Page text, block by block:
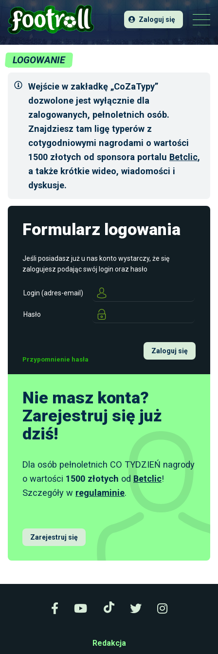
Zaloguj się
LOGOWANIE
Wejście w zakładkę „CoZaTypy”
dozwolone jest wyłącznie dla
zalogowanych, pełnoletnich osób.
Znajdziesz tam ligę typerów z
cotygodniowymi nagrodami o wartości
1500 złotych od sponsora portalu Betclic,
a także krótkie wideo, wiadomości i
dyskusje.
Formularz logowania
Jeśli posiadasz już u nas konto wystarczy, że się
zalogujesz podając swój login oraz hasło
Login (adres-email)
Hasło
Przypomnienie hasła
Zaloguj się
Nie masz konta?
Zarejestruj się już
dziś!
Dla osób pełnoletnich CO TYDZIEŃ nagrody
o wartości 1500 złotych od Betclic!
Szczegóły w regulaminie.
Zarejestruj się
Redakcja